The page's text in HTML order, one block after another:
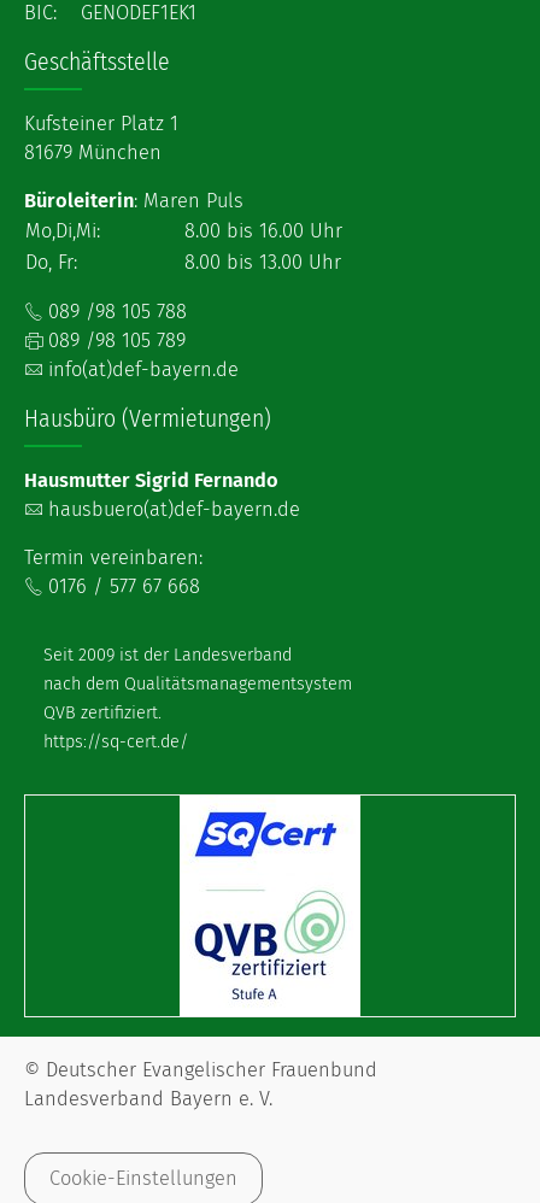
BIC: GENODEF1EK1
Geschäftsstelle
Kufsteiner Platz 1
81679 München
Büroleiterin: Maren Puls
Mo,Di,Mi:
8.00 bis 16.00 Uhr
Do, Fr:
8.00 bis 13.00 Uhr
089 /98 105 788
089 /98 105 789
info(at)def-bayern.de
Hausbüro (Vermietungen)
Hausmutter Sigrid Fernando
hausbuero(at)def-bayern.de
Termin vereinbaren:
0176 / 577 67 668
Seit 2009 ist der Landesverband
nach dem Qualitätsmanagementsystem
QVB zertifiziert.
https://sq-cert.de/
© Deutscher Evangelischer Frauenbund
Landesverband Bayern e. V.
Cookie-Einstellungen